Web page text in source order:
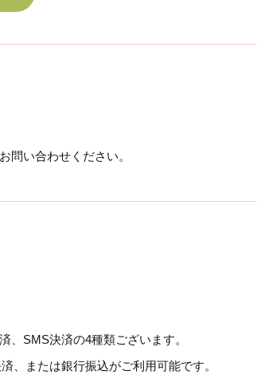
問い合わせください。
、SMS決済の4種類ございます。
、または銀行振込がご利用可能です。